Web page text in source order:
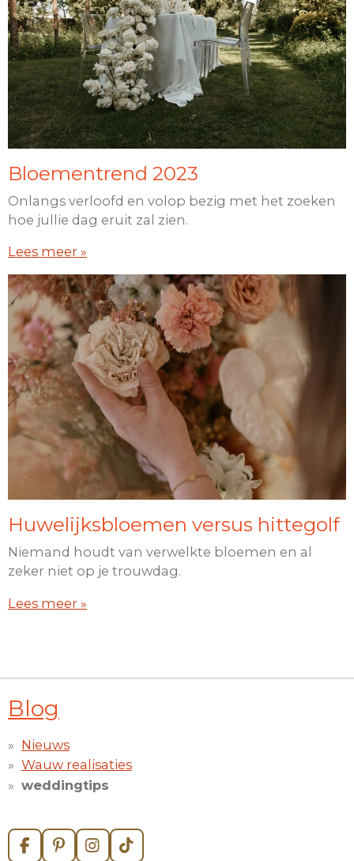
Bloementrend 2023
Onlangs verloofd en volop bezig met het zoeken
hoe jullie dag eruit zal zien.
Lees meer »
Huwelijksbloemen versus hittegolf
Niemand houdt van verwelkte bloemen en al
zeker niet op je trouwdag.
Lees meer »
Blog
Nieuws
Wauw realisaties
weddingtips
F
P
I
T